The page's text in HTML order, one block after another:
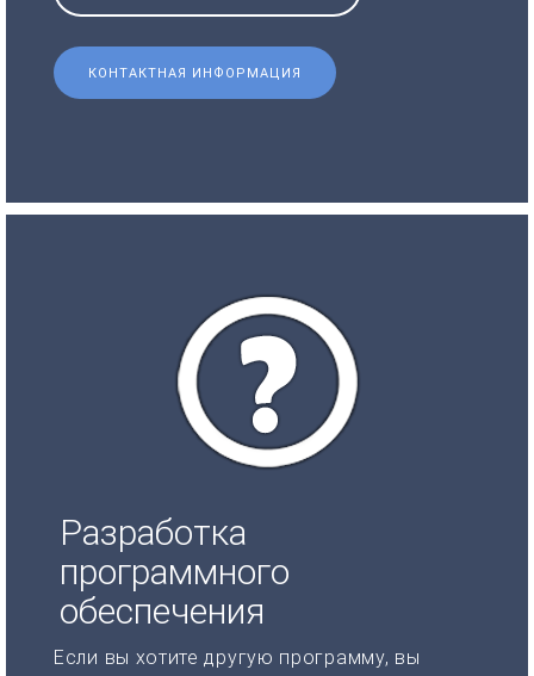
КОНТАКТНАЯ ИНФОРМАЦИЯ
Разработка
программного
обеспечения
Если вы хотите другую программу, вы